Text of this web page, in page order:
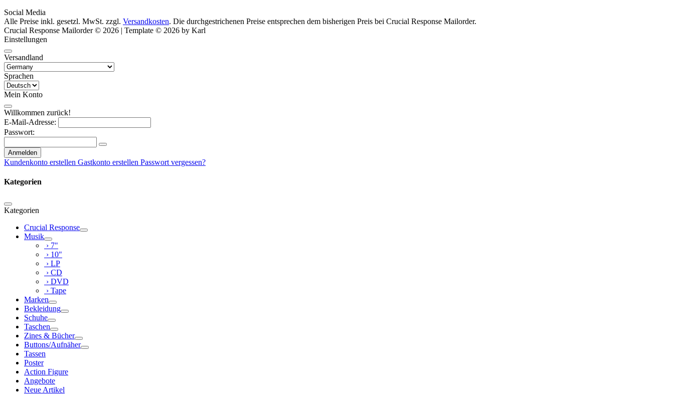
Social Media
Alle Preise inkl. gesetzl. MwSt. zzgl. Versandkosten. Die durchgestrichenen Preise entsprechen dem bisherigen Preis bei Crucial Response Mailorder.
Crucial Response Mailorder © 2026 | Template © 2026 by Karl
Einstellungen
Versandland
Sprachen
Mein Konto
Willkommen zurück!
E-Mail-Adresse:
Passwort:
Anmelden
Kundenkonto erstellen Gastkonto erstellen Passwort vergessen?
Kategorien
Kategorien
Crucial Response
Musik
› 7"
› 10"
› LP
› CD
› DVD
› Tape
Marken
Bekleidung
Schuhe
Taschen
Zines & Bücher
Buttons/Aufnäher
Tassen
Poster
Action Figure
Angebote
Neue Artikel